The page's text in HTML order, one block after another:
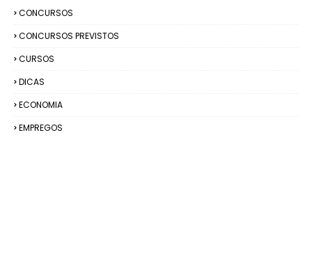
CONCURSOS
CONCURSOS PREVISTOS
CURSOS
DICAS
ECONOMIA
EMPREGOS